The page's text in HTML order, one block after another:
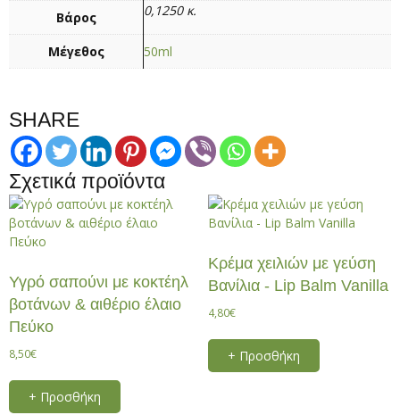
Βάρος
0,1250 κ.
Μέγεθος 50ml
SHARE
Σχετικά προϊόντα
Υγρό σαπούνι με κοκτέηλ
βοτάνων & αιθέριο έλαιο
Πεύκο
8,50€
+ Προσθήκη
Κρέμα χειλιών με γεύση
Βανίλια - Lip Balm Vanilla
4,80€
+ Προσθήκη